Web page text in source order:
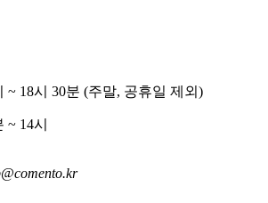
~ 18시 30분 (주말, 공휴일 제외)
~ 14시